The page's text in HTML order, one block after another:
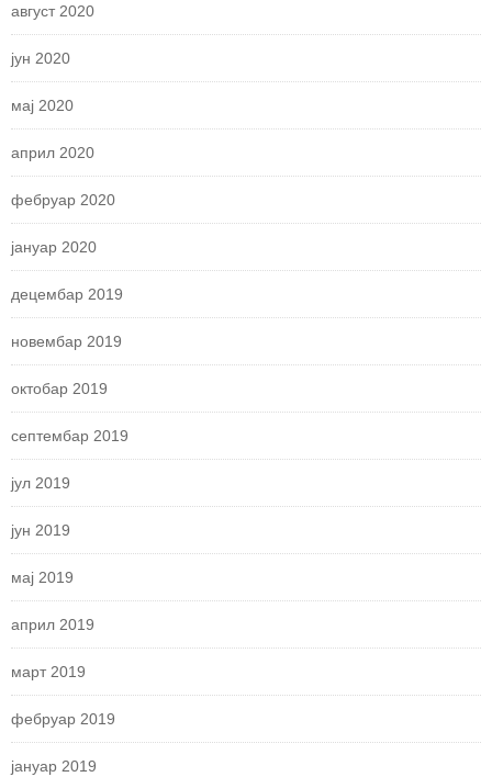
август 2020
јун 2020
мај 2020
април 2020
фебруар 2020
јануар 2020
децембар 2019
новембар 2019
октобар 2019
септембар 2019
јул 2019
јун 2019
мај 2019
април 2019
март 2019
фебруар 2019
јануар 2019